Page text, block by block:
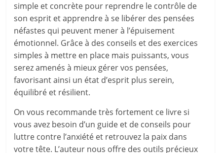
simple et concrète pour reprendre le contrôle de
son esprit et apprendre à se libérer des pensées
néfastes qui peuvent mener à l’épuisement
émotionnel. Grâce à des conseils et des exercices
simples à mettre en place mais puissants, vous
serez amenés à mieux gérer vos pensées,
favorisant ainsi un état d’esprit plus serein,
équilibré et résilient.
On vous recommande très fortement ce livre si
vous avez besoin d’un guide et de conseils pour
luttre contre l’anxiété et retrouvez la paix dans
votre tête. L’auteur nous offre des outils précieux